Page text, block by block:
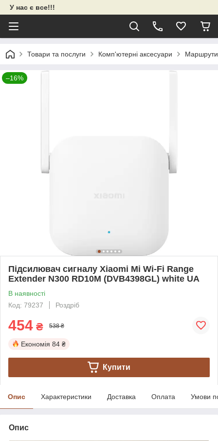
У нас є все!!!
Товари та послуги Комп'ютерні аксесуари
–16%
Підсилювач сигналу Xiaomi Mi Wi-Fi Range
Extender N300 RD10M (DVB4398GL) white UA
В наявності
Код: 79237
Роздріб
454 ₴ 538 ₴
Економія 84 ₴
Купити
Опис Характеристики Доставка Оплата Умови
Опис